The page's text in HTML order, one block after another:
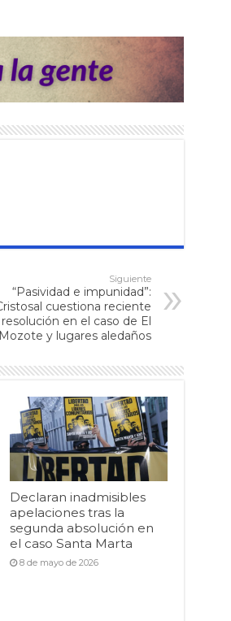
Siguiente
“Pasividad e impunidad”:
cuestiona reciente
resolución en el caso de El
Mozote y lugares aledaños
Declaran inadmisibles
apelaciones tras la
segunda absolución en
el caso Santa Marta
8 de mayo de 2026